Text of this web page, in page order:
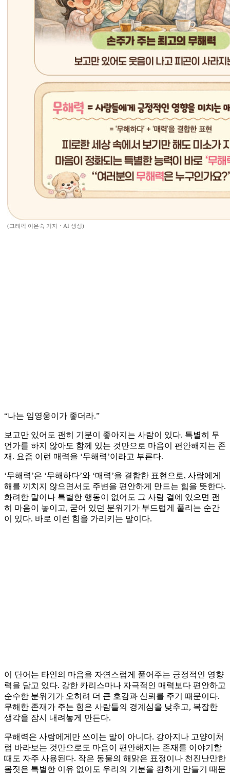
(그래픽 이은숙 기자ㆍAI 생성)
“나는 임영웅이가 좋더라.”
보고만 있어도 괜히 기분이 좋아지는 사람이 있다. 특별히 무
언가를 하지 않아도 함께 있는 것만으로 마음이 편안해지는 존
재. 요즘 이런 매력을 ‘무해력’이라고 부른다.
‘무해력’은 ‘무해하다’와 ‘매력’을 결합한 표현으로, 사람에게
해를 끼치지 않으면서도 주변을 편안하게 만드는 힘을 뜻한다.
화려한 말이나 특별한 행동이 없어도 그 사람 곁에 있으면 괜
히 마음이 놓이고, 굳어 있던 분위기가 부드럽게 풀리는 순간
이 있다. 바로 이런 힘을 가리키는 말이다.
이 단어는 타인의 마음을 자연스럽게 풀어주는 긍정적인 영향
력을 담고 있다. 강한 카리스마나 자극적인 매력보다 편안하고
순수한 분위기가 오히려 더 큰 호감과 신뢰를 주기 때문이다.
무해한 존재가 주는 힘은 사람들의 경계심을 낮추고, 복잡한
생각을 잠시 내려놓게 만든다.
무해력은 사람에게만 쓰이는 말이 아니다. 강아지나 고양이처
럼 바라보는 것만으로도 마음이 편안해지는 존재를 이야기할
때도 자주 사용된다. 작은 동물의 해맑은 표정이나 천진난만한
몸짓은 특별한 이유 없이도 우리의 기분을 환하게 만들기 때문